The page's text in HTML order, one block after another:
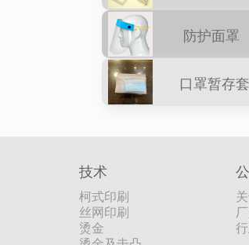
防护面罩
口罩暂存套
技术
柯式印刷
丝网印刷
烫金